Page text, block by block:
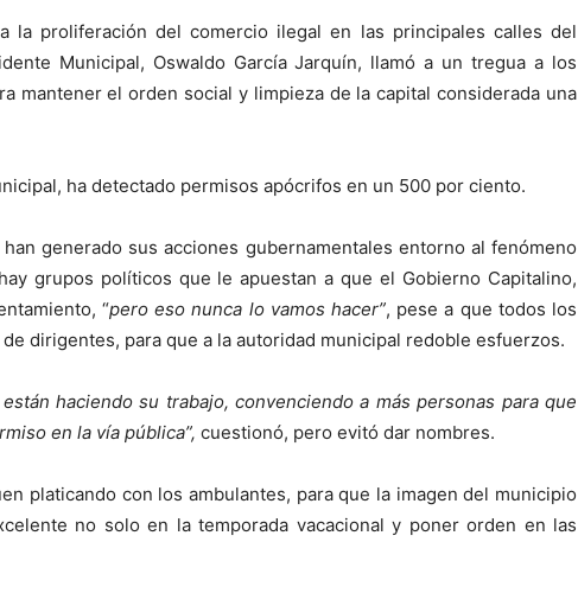
la proliferación del comercio ilegal en las principales calles del
Municipal, Oswaldo García Jarquín, llamó a un tregua a los
mantener el orden social y limpieza de la capital considerada una
ha detectado permisos apócrifos en un 500 por ciento.
generado sus acciones gubernamentales entorno al fenómeno
grupos políticos que le apuestan a que el Gobierno Capitalino,
“pero eso nunca lo vamos hacer”, pese a que todos los
dirigentes, para que a la autoridad municipal redoble esfuerzos.
haciendo su trabajo, convenciendo a más personas para que
en la vía pública”, cuestionó, pero evitó dar nombres.
platicando con los ambulantes, para que la imagen del municipio
no solo en la temporada vacacional y poner orden en las